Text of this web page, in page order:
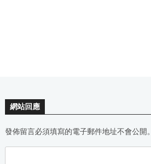
網站回應
發佈留言必須填寫的電子郵件地址不會公開。